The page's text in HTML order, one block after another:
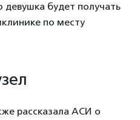
девушка будет получать
по месту
рассказала АСИ о